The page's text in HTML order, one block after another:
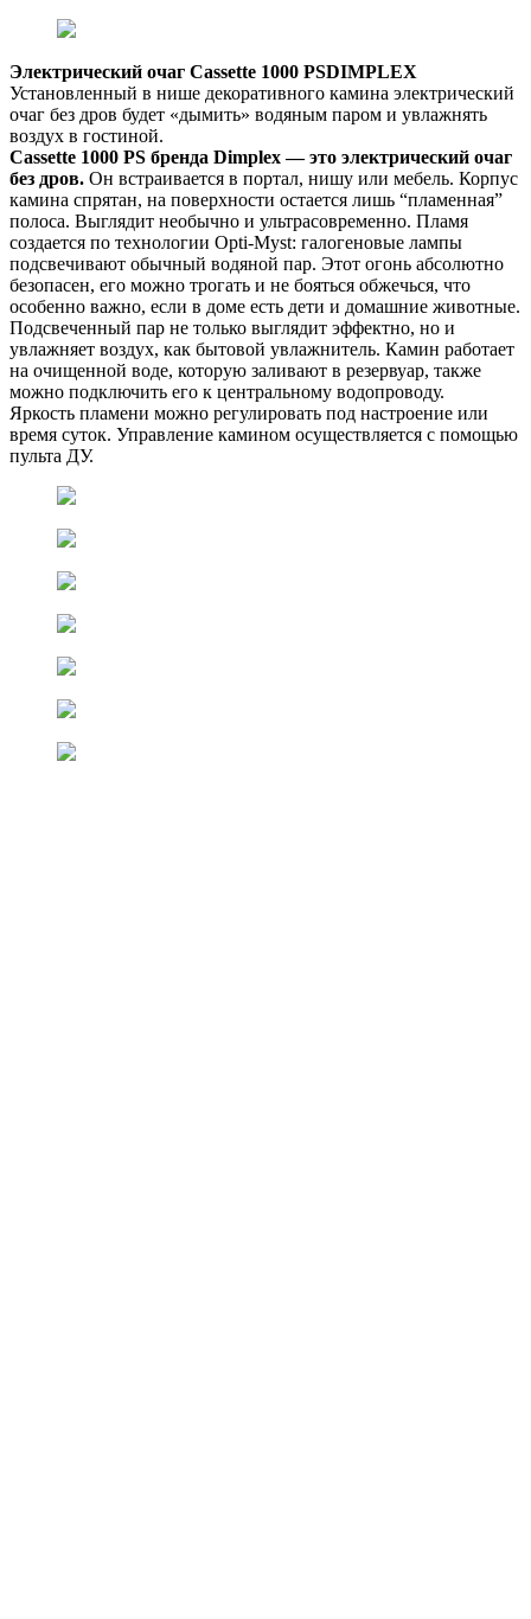
Электрический очаг Cassette 1000 PSDIMPLEX
Установленный в нише декоративного камина электрический
очаг без дров будет «дымить» водяным паром и увлажнять
воздух в гостиной.
Cassette 1000 PS бренда Dimplex — это электрический очаг
без дров. Он встраивается в портал, нишу или мебель. Корпус
камина спрятан, на поверхности остается лишь “пламенная”
полоса. Выглядит необычно и ультрасовременно. Пламя
создается по технологии Opti-Myst: галогеновые лампы
подсвечивают обычный водяной пар. Этот огонь абсолютно
безопасен, его можно трогать и не бояться обжечься, что
особенно важно, если в доме есть дети и домашние животные.
Подсвеченный пар не только выглядит эффектно, но и
увлажняет воздух, как бытовой увлажнитель. Камин работает
на очищенной воде, которую заливают в резервуар, также
можно подключить его к центральному водопроводу.
Яркость пламени можно регулировать под настроение или
время суток. Управление камином осуществляется с помощью
пульта ДУ.